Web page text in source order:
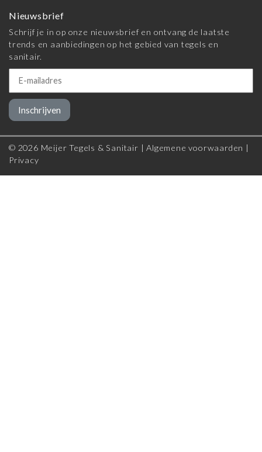
Nieuwsbrief
Schrijf je in op onze nieuwsbrief en ontvang de laatste
trends en aanbiedingen op het gebied van tegels en
sanitair.
Inschrijven
© 2026 Meijer Tegels & Sanitair |Algemene voorwaarden |
Privacy